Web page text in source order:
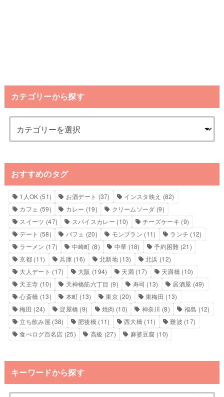
カテゴリーから探す
おすすめのタグ
1人OK (51) お酒デート (37) インスタ映え (82)
カフェ (59) カレー (19) クリームソーダ (9)
スイーツ (47) スパイスカレー (10) チーズケーキ (9)
デート (58) パフェ (20) モンブラン (11) ランチ (12)
ラーメン (17) 中崎町 (8) 中華 (18) 予約困難 (21)
京都 (11) 兵庫(16) 北新地(13) 北浜 (12)
大人デート (17) 大阪 (194) 天満(17) 天満橋(10)
天王寺 (10) 天神橋筋六丁目 (9) 寿司 (13) 居酒屋 (49)
心斎橋 (13) 本町 (13) 東京(20) 東梅田 (13)
梅田 (24) 淀屋橋 (9) 焼肉 (10) 神奈川 (8) 福島 (12)
立ち飲み屋 (38) 肥後橋 (11) 西大橋 (11) 難波 (17)
食べログ百名店 (25) 高級 (27) 麻婆豆腐 (10)
キーワードから探す